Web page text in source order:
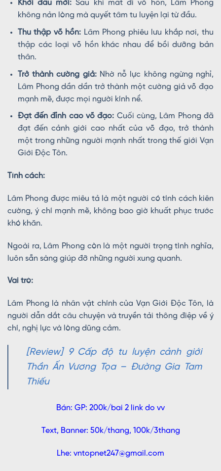
Khởi đầu mới: Sau khi mất đi võ hồn, Lâm Phong
không nản lòng mà quyết tâm tu luyện lại từ đầu.
Thu thập võ hồn: Lâm Phong phiêu lưu khắp nơi, thu
thập các loại võ hồn khác nhau để bồi dưỡng bản
thân.
Trở thành cường giả:Nhờ nỗ lực không ngừng nghỉ,
Lâm Phong dần dần trở thành một cường giả võ đạo
mạnh mẽ, được mọi người kính nể.
Đạt đến đỉnh cao võ đạo: Cuối cùng, Lâm Phong đã
đạt đến cảnh giới cao nhất của võ đạo, trở thành
một trong những người mạnh nhất trong thế giới Vạn
Giới Độc Tôn.
Tính cách:
Lâm Phong được miêu tả là một người có tính cách kiên
cường, ý chí mạnh mẽ, không bao giờ khuất phục trước
khó khăn.
Ngoài ra, Lâm Phong còn là một người trọng tình nghĩa,
luôn sẵn sàng giúp đỡ những người xung quanh.
Vai trò:
Lâm Phong là nhân vật chính của Vạn Giới Độc Tôn, là
người dẫn dắt câu chuyện và truyền tải thông điệp về ý
chí, nghị lực và lòng dũng cảm.
[Review] 9 Cấp độ tu luyện cảnh giới
Thần Ấn Vương Tọa – Đường Gia Tam
Thiếu
Bán: GP: 200k/bai 2 link do vv
Text, Banner: 50k/thang, 100k/3thang
Lhe: vntopnet247@gmail.com